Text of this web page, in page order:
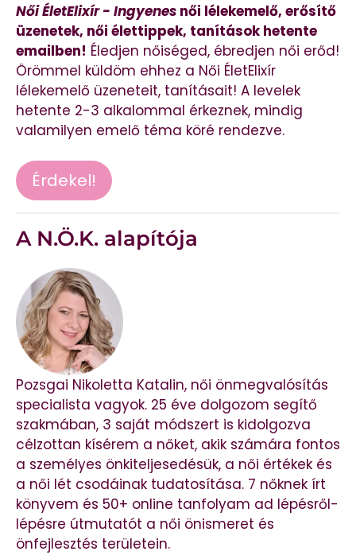
Női ÉletElixír - Ingyenes női lélekemelő, erősítő
üzenetek, női élettippek, tanítások hetente
emailben! Éledjen nőiséged, ébredjen női erőd!
Örömmel küldöm ehhez a Női ÉletElixír
lélekemelő üzeneteit, tanításait! A levelek
hetente 2-3 alkalommal érkeznek, mindig
valamilyen emelő téma köré rendezve.
Érdekel!
A N.Ö.K. alapítója
Pozsgai Nikoletta Katalin, női önmegvalósítás
specialista vagyok. 25 éve dolgozom segítő
szakmában, 3 saját módszert is kidolgozva
célzottan kísérem a nőket, akik számára fontos
a személyes önkiteljesedésük, a női értékek és
a női lét csodáinak tudatosítása. 7 nőknek írt
könyvem és 50+ online tanfolyam ad lépésről-
lépésre útmutatót a női önismeret és
önfejlesztés területein.